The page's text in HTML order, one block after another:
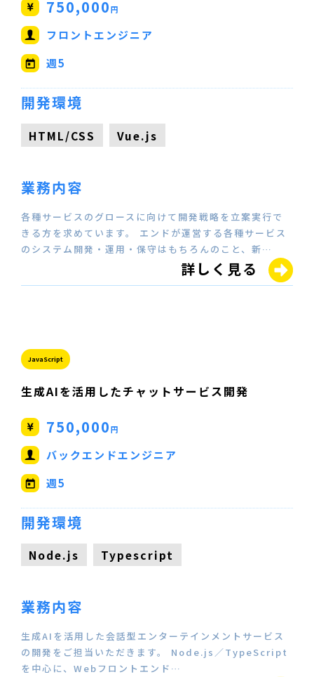
750,000円
フロントエンジニア
週5
開発環境
HTML/CSS Vue.js
業務内容
各種サービスのグロースに向けて開発戦略を立案実行で
きる方を求めています。 エンドが運営する各種サービス
のシステム開発・運用・保守はもちろんのこと、新…
詳しく見る
JavaScript
生成AIを活用したチャットサービス開発
750,000円
バックエンドエンジニア
週5
開発環境
Node.js Typescript
業務内容
生成AIを活用した会話型エンターテインメントサービス
の開発をご担当いただきます。 Node.js／TypeScript
を中心に、Webフロントエンド…